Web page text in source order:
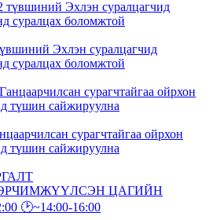
Эхлэн суралцагчид
суралцах боломжтой
сурагчтайгаа ойрхон
түшин сайжируулна